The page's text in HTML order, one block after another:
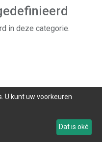
in deze categorie.
U kunt uw voorkeuren
Dat is oké